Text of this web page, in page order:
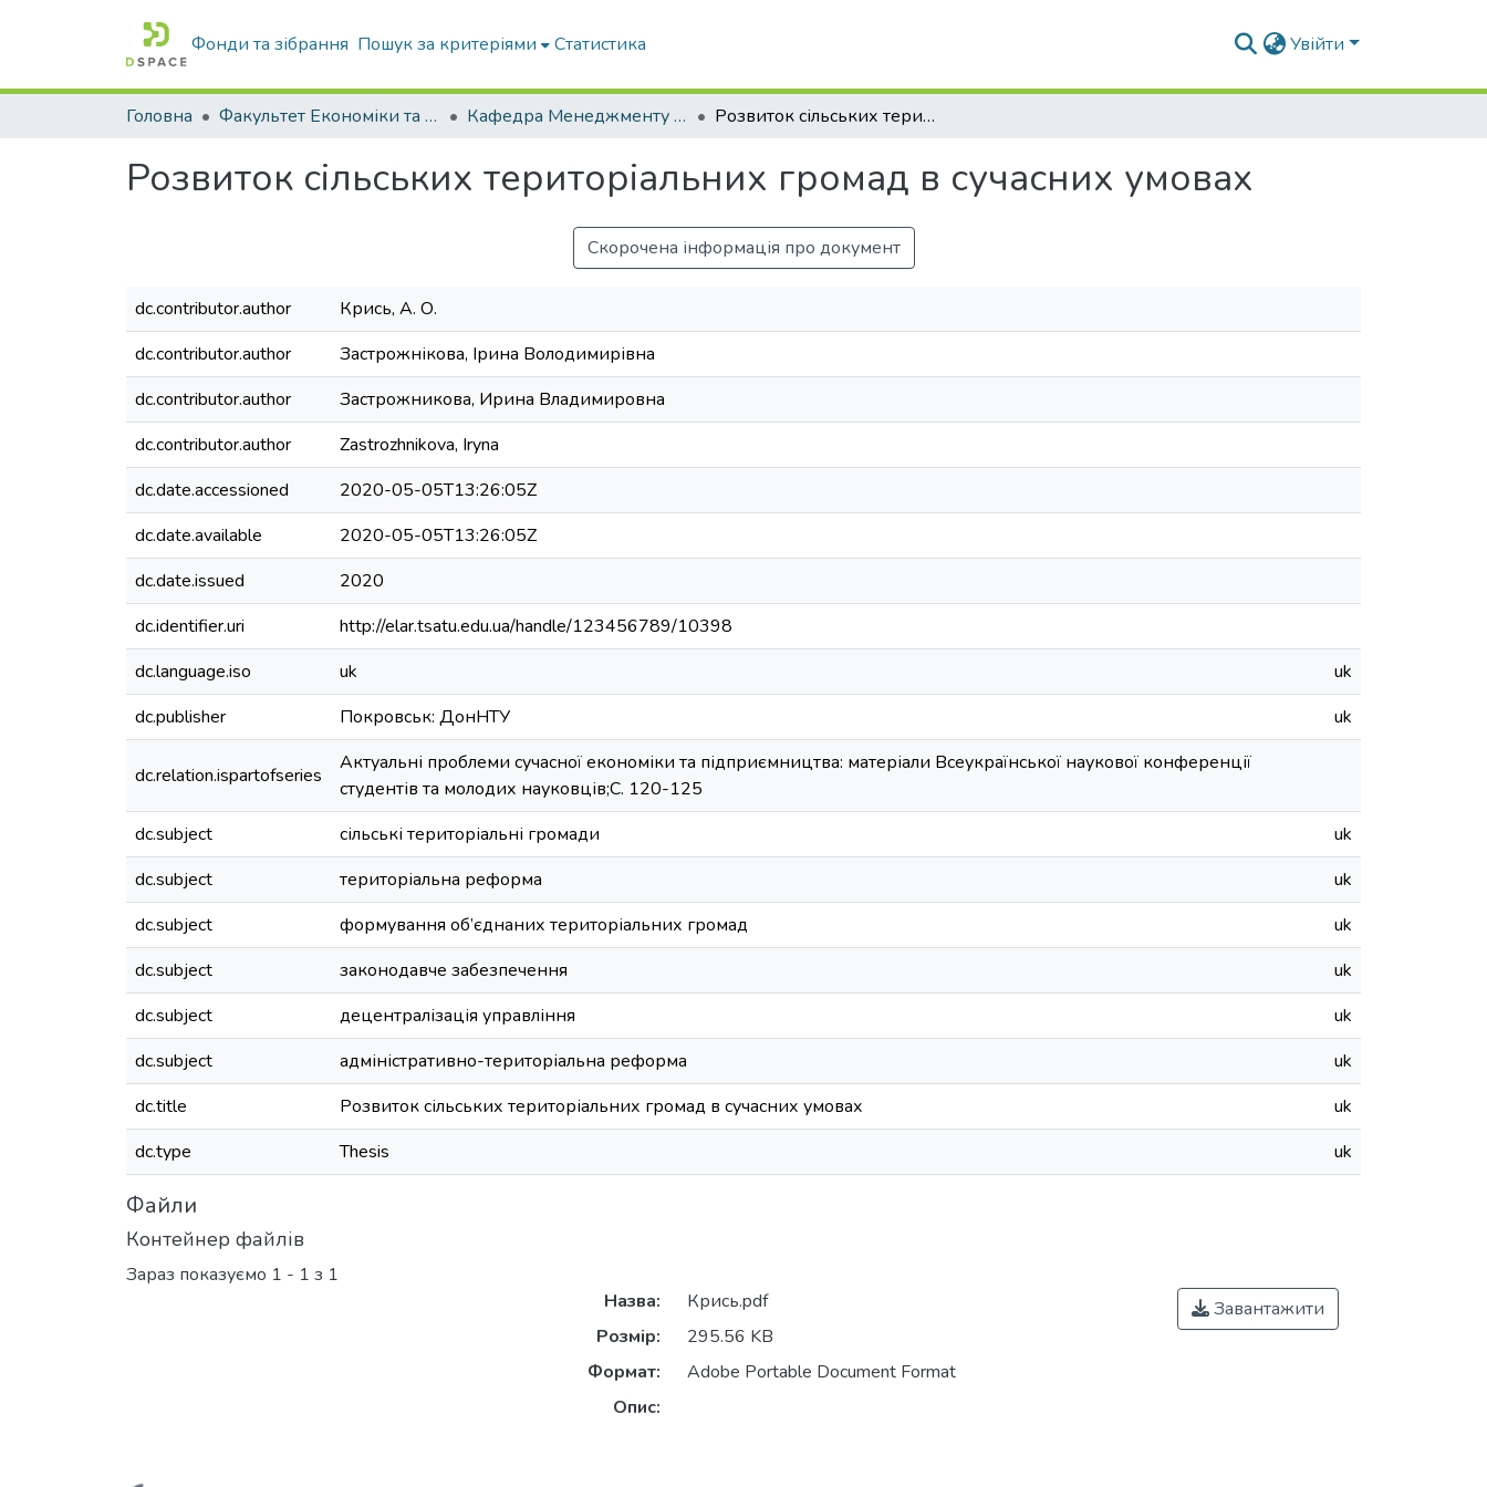
Фонди та зібрання Пошук за критеріями Статистика Увійти
Головна Факультет Економіки та бізнесу Кафедра Менеджменту та публічного адміністрування Розвиток сільських територіальних громад в сучасних умовах
Розвиток сільських територіальних громад в сучасних умовах
Скорочена інформація про документ
dc.contributor.author
Крись, А. О.
dc.contributor.author
Застрожнікова, Ірина Володимирівна
dc.contributor.author
Застрожникова, Ирина Владимировна
dc.contributor.author
Zastrozhnikova, Iryna
dc.date.accessioned
2020-05-05T13:26:05Z
dc.date.available
2020-05-05T13:26:05Z
dc.date.issued
2020
dc.identifier.uri
http://elar.tsatu.edu.ua/handle/123456789/10398
dc.language.iso
uk
uk
dc.publisher
Покровськ: ДонНТУ uk
dc.relation.ispartofseries
Актуальні проблеми сучасної економіки та підприємництва: матеріали Всеукраїнської наукової конференції
студентів та молодих науковців;С. 120-125
dc.subject
сільські територіальні громади
uk
dc.subject
територіальна реформа
uk
dc.subject
формування об’єднаних територіальних громад
uk
dc.subject
законодавче забезпечення
uk
dc.subject
децентралізація управління
uk
dc.subject
адміністративно-територіальна реформа
uk
dc.title
Розвиток сільських територіальних громад в сучасних умовах
uk
dc.type
Thesis uk
Файли
Контейнер файлів
Зараз показуємо 1 - 1 з 1
Назва:
Крись.pdf
Розмір:
295.56 KB
Формат:
Adobe Portable Document Format
Опис:
Завантажити